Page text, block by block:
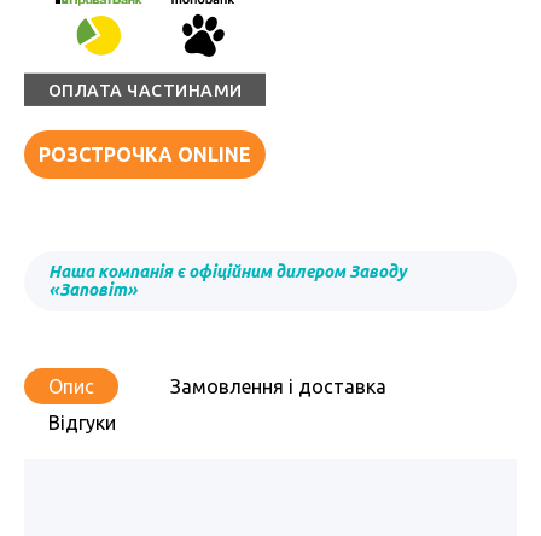
ОПЛАТА ЧАСТИНАМИ
РОЗСТРОЧКА ONLINE
Наша компанія є офіційним дилером Заводу
«Заповіт»
Опис
Замовлення і доставка
Відгуки